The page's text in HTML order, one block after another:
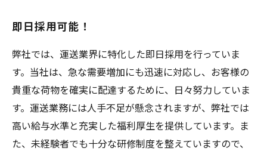
即日採用可能！
弊社では、運送業界に特化した即日採用を行っていま
す。当社は、急な需要増加にも迅速に対応し、お客様の
貴重な荷物を確実に配達するために、日々努力していま
す。運送業務には人手不足が懸念されますが、弊社では
高い給与水準と充実した福利厚生を提供しています。ま
た、未経験者でも十分な研修制度を整えていますので、